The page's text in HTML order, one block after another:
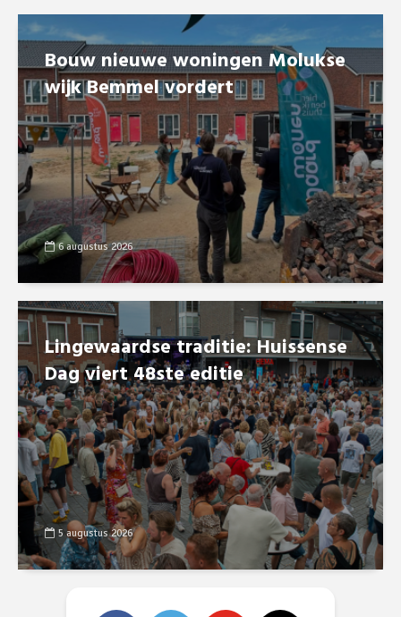
Bouw nieuwe woningen Molukse
wijk Bemmel vordert
6 augustus 2026
Lingewaardse traditie: Huissense
Dag viert 48ste editie
5 augustus 2026